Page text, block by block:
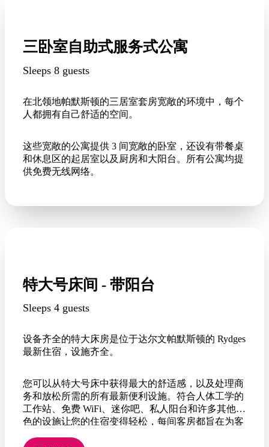
三卧室自助式服务式公寓
Sleeps 8 guests
在北领地帕默斯顿的三居室套房宽敞的环境中，每个
人都拥有自己舒适的空间。
这些宽敞的公寓提供 3 间宽敞的卧室，还设有带餐桌
和休息区的起居室以及厨房和大阳台。所有公寓均提
供免费无线网络。
特大号床间 - 带阳台
Sleeps 4 guests
设备齐全的特大床房是位于达尔文帕默斯顿的 Rydges
最新住宿，设施齐全。
您可以从特大号床中获得最大的舒适感，以及处理商
务和放松所需的所有最新便利设施。符合人体工学的
工作站、免费 WiFi、迷你吧、私人阳台和许多其他出
色的设施让您的住宿变得轻松，每间客房都旨在为客